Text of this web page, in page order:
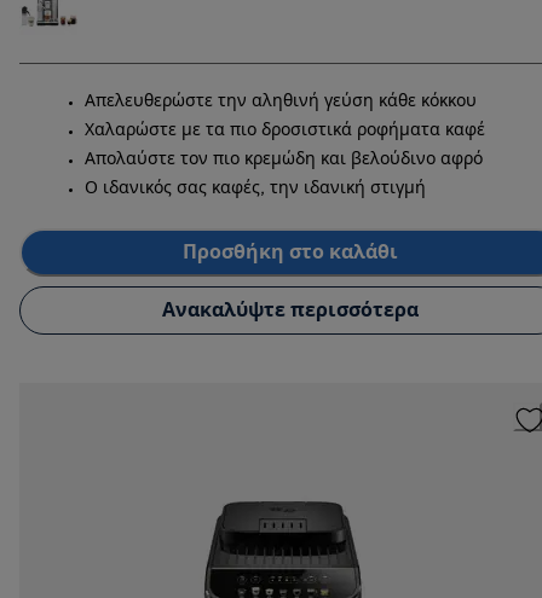
Απελευθερώστε την αληθινή γεύση κάθε κόκκου
Χαλαρώστε με τα πιο δροσιστικά ροφήματα καφέ
Απολαύστε τον πιο κρεμώδη και βελούδινο αφρό
Ο ιδανικός σας καφές, την ιδανική στιγμή
Προσθήκη στο καλάθι
Ανακαλύψτε περισσότερα